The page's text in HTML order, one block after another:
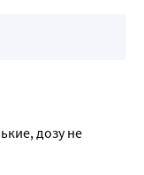
дозу не